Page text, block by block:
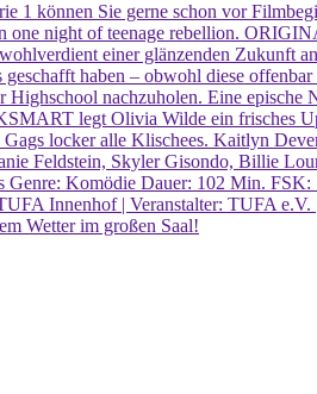
können Sie gerne schon vor
one night of teenage rebellion.
einer glänzenden Zukunft
haben – obwohl diese
nachzuholen. Eine epische
legt Olivia Wilde ein frisches
locker alle Klischees. Kaitlyn
Feldstein, Skyler Gisondo, Billie
Komödie Dauer: 102 Min.
Innenhof | Veranstalter: TUFA
Wetter im großen Saal!